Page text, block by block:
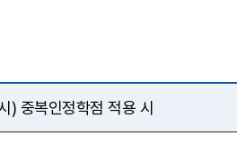
) 중복인정학점 적용 시